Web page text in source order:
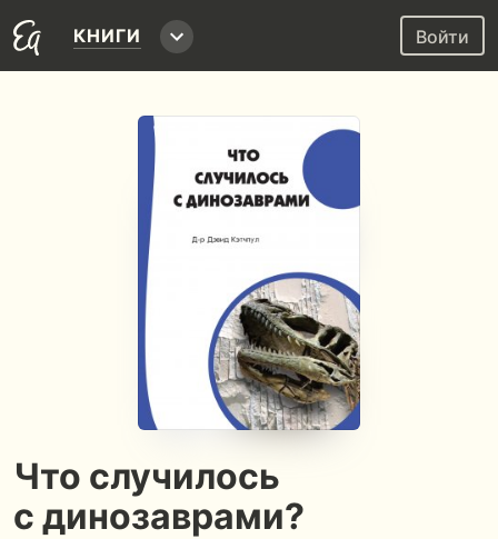
КНИГИ Войти
Что случилось
с динозаврами?